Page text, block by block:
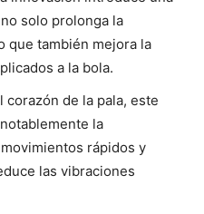
solo prolonga la
que también mejora la
a la bola.
corazón de la pala, este
la
rápidos y
las vibraciones